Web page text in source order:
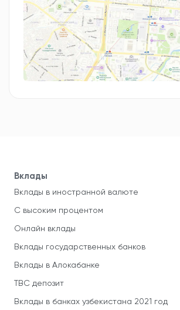
Вклады
Вклады в иностранной валюте
С высоким процентом
Онлайн вклады
Вклады государственных банков
Вклады в Алокабанке
TBC депозит
Вклады в банках узбекистана 2021 год